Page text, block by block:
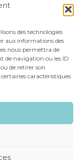
des technologies
aux informations des
nous permettra de
de navigation ou les ID
de retirer son
caractéristiques
CONTACT